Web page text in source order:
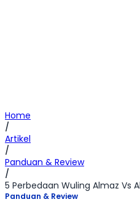
Home
/
Artikel
/
Panduan & Review
/
5 Perbedaan Wuling Almaz Vs
Panduan & Review